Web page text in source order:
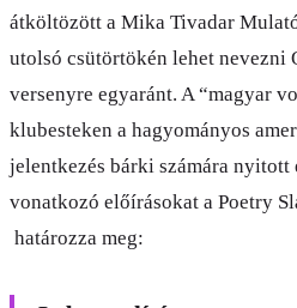
átköltözött a Mika Tivadar
utolsó csütörtökén lehet nevezni
versenyre egyaránt. A “magyar
klubesteken a hagyományos
jelentkezés bárki számára nyitott
vonatkozó előírásokat a Poetry
határozza meg: